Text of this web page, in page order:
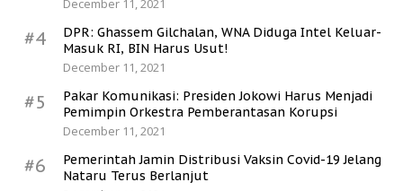
December 11, 2021
#4
DPR: Ghassem Gilchalan, WNA Diduga Intel Keluar-
Masuk RI, BIN Harus Usut!
December 11, 2021
#5
Pakar Komunikasi: Presiden Jokowi Harus Menjadi
Pemimpin Orkestra Pemberantasan Korupsi
December 11, 2021
#6
Pemerintah Jamin Distribusi Vaksin Covid-19 Jelang
Nataru Terus Berlanjut